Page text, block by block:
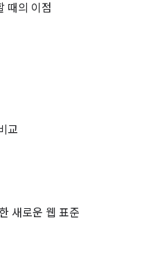
때의 이점
교
새로운 웹 표준